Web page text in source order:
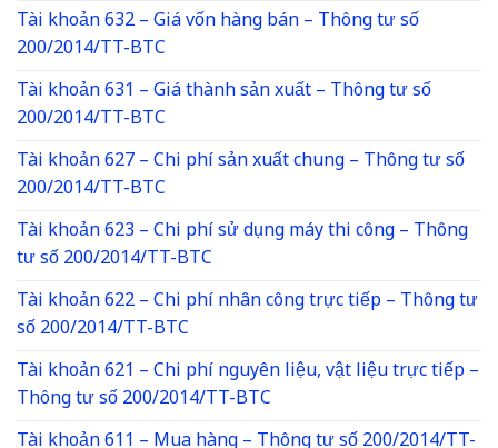
Tài khoản 632 – Giá vốn hàng bán – Thông tư số
200/2014/TT-BTC
Tài khoản 631 – Giá thành sản xuất – Thông tư số
200/2014/TT-BTC
Tài khoản 627 – Chi phí sản xuất chung – Thông tư số
200/2014/TT-BTC
Tài khoản 623 – Chi phí sử dụng máy thi công – Thông
tư số 200/2014/TT-BTC
Tài khoản 622 – Chi phí nhân công trực tiếp – Thông tư
số 200/2014/TT-BTC
Tài khoản 621 – Chi phí nguyên liệu, vật liệu trực tiếp –
Thông tư số 200/2014/TT-BTC